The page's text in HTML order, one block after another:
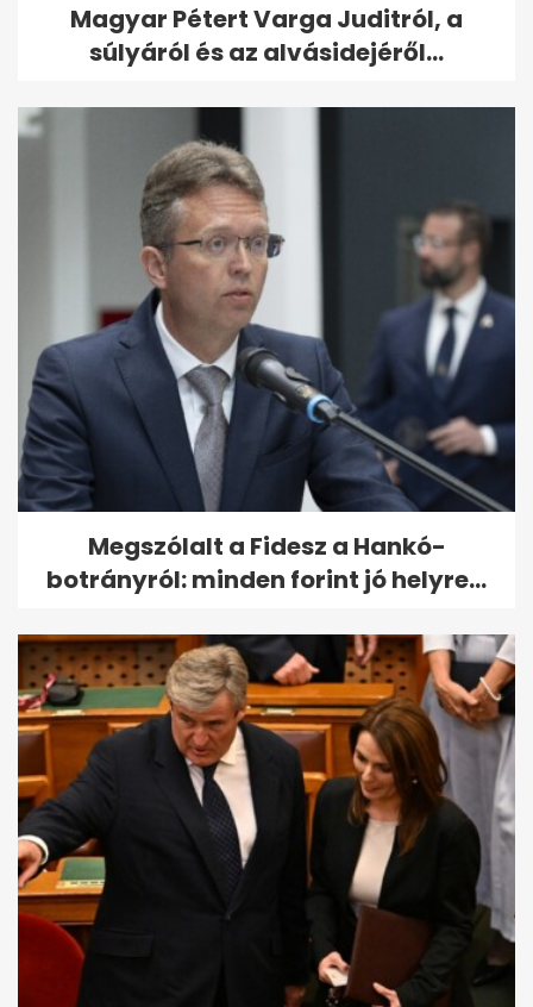
Magyar Pétert Varga Juditról, a
súlyáról és az alvásidejéről...
Megszólalt a Fidesz a Hankó-
botrányról: minden forint jó helyre...